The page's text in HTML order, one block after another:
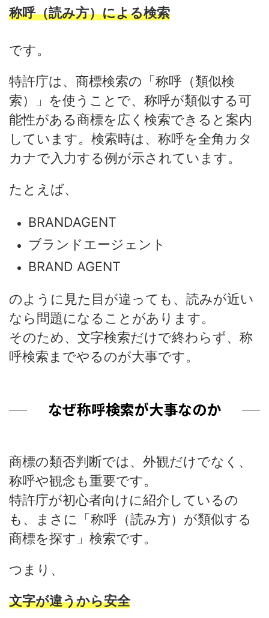
称呼（読み方）による検索
です。
特許庁は、商標検索の「称呼（類似検
索）」を使うことで、称呼が類似する可
能性がある商標を広く検索できると案内
しています。検索時は、称呼を全角カタ
カナで入力する例が示されています。
たとえば、
BRANDAGENT
ブランドエージェント
BRAND AGENT
のように見た目が違っても、読みが近い
なら問題になることがあります。
そのため、文字検索だけで終わらず、称
呼検索までやるのが大事です。
なぜ称呼検索が大事なのか
商標の類否判断では、外観だけでなく、
称呼や観念も重要です。
特許庁が初心者向けに紹介しているの
も、まさに「称呼（読み方）が類似する
商標を探す」検索です。
つまり、
文字が違うから安全